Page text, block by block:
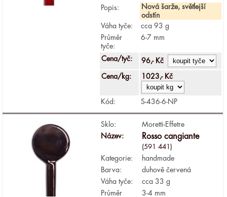
Popis:
Nová šarže, světlejší
odstín
Váha tyče:
cca 93 g
Průměr
tyče:
6-7 mm
Cena/tyč: 96,- Kč
Cena/kg: 1023,- Kč
Kód: S-436-6-NP
Sklo:
Moretti-Effetre
Název:
Rosso cangiante
(591 441)
Kategorie:
handmade
Barva:
duhově červená
Váha tyče:
cca 33 g
Průměr
3-4 mm